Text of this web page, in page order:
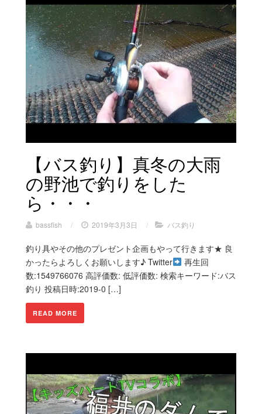
【バス釣り】真冬の大雨
の野池で釣りをした
ら・・・
bassfish / 2019年3月3日 / バス釣り
釣り具やその他のプレゼント企画もやって行きます★ 良
かったらよろしくお願いします♪ Twitter
再生回
数:1549766076 高評価数: 低評価数: 検索キーワード:バス
釣り 投稿日時:2019-0 […]
READ MORE